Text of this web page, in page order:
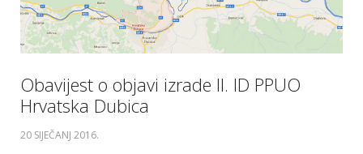
Obavijest o objavi izrade II. ID PPUO
Hrvatska Dubica
20 SIJEČANJ 2016.